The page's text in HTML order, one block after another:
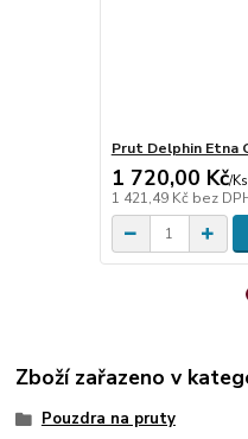
Prut Delphin Etna
1 720,00 Kč/Ks
1 421,49 Kč bez
Zboží zařazeno v
Pouzdra na pruty